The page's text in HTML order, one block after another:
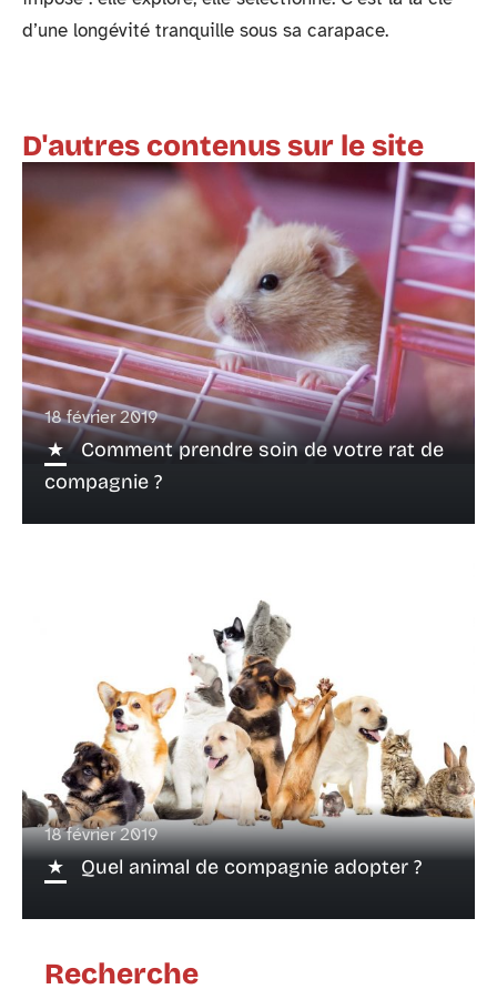
d’une longévité tranquille sous sa carapace.
D'autres contenus sur le site
18 février 2019
Comment prendre soin de votre rat de
compagnie ?
18 février 2019
Quel animal de compagnie adopter ?
Recherche